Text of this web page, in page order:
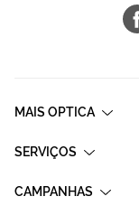
MAIS OPTICA
SERVIÇOS
CAMPANHAS